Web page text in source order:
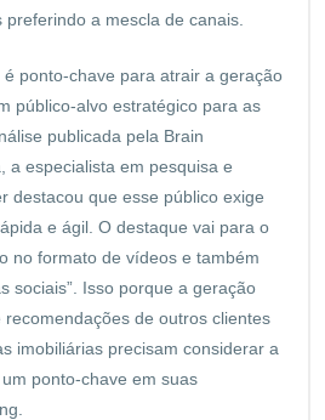
a mescla de canais.
ponto-chave para atrair a geração
público-alvo estratégico para as
publicada pela Brain
a especialista em pesquisa e
destacou que esse público exige
e ágil. O destaque vai para o
no formato de vídeos e também
sociais”. Isso porque a geração
de outros clientes
imobiliárias precisam considerar a
ponto-chave em suas